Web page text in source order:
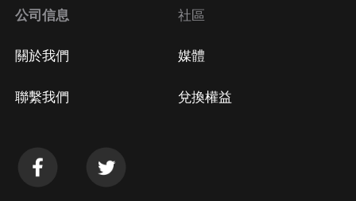
公司信息
關於我們
聯繫我們
社區
媒體
兌換權益